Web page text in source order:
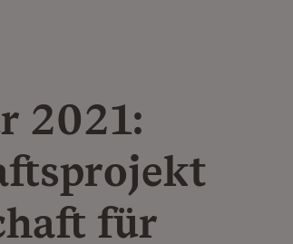
2021:
für